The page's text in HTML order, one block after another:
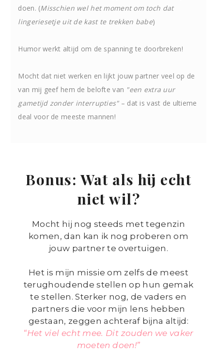
doen. (Misschien wel het moment om toch dat
lingeriesetje uit de kast te trekken babe)
Humor werkt altijd om de spanning te doorbreken!
Mocht dat niet werken en lijkt jouw partner veel op de
van mij geef hem de belofte van "een extra uur
gametijd zonder interrupties"– dat is vast de ultieme
deal voor de meeste mannen!
Bonus: Wat als hij echt
niet wil?
Mocht hij nog steeds met tegenzin
komen, dan kan ik nog proberen om
jouw partner te overtuigen.
Het is mijn missie om zelfs de meest
terughoudende stellen op hun gemak
te stellen. Sterker nog, de vaders en
partners die voor mijn lens hebben
gestaan, zeggen achteraf bijna altijd:
“Het viel echt mee. Dit zouden we vaker
moeten doen!”